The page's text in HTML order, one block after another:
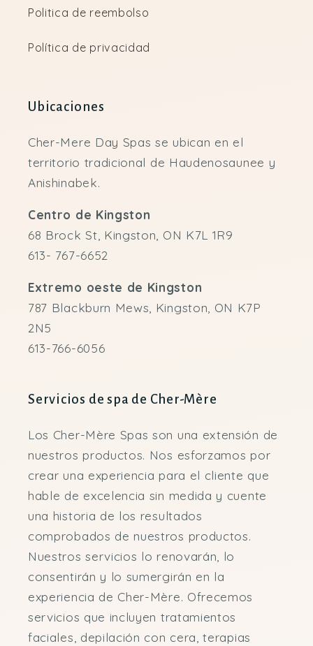
Politica de reembolso
Política de privacidad
Ubicaciones
Cher-Mere Day Spas se ubican en el
territorio tradicional de Haudenosaunee y
Anishinabek.
Centro de Kingston
68 Brock St, Kingston, ON K7L 1R9
613- 767-6652
Extremo oeste de Kingston
787 Blackburn Mews, Kingston, ON K7P
2N5
613-766-6056
Servicios de spa de Cher-Mère
Los Cher-Mère Spas son una extensión de
nuestros productos. Nos esforzamos por
crear una experiencia para el cliente que
hable de excelencia sin medida y cuente
una historia de los resultados
comprobados de nuestros productos.
Nuestros servicios lo renovarán, lo
consentirán y lo sumergirán en la
experiencia de Cher-Mère. Ofrecemos
servicios que incluyen tratamientos
faciales, depilación con cera, terapias